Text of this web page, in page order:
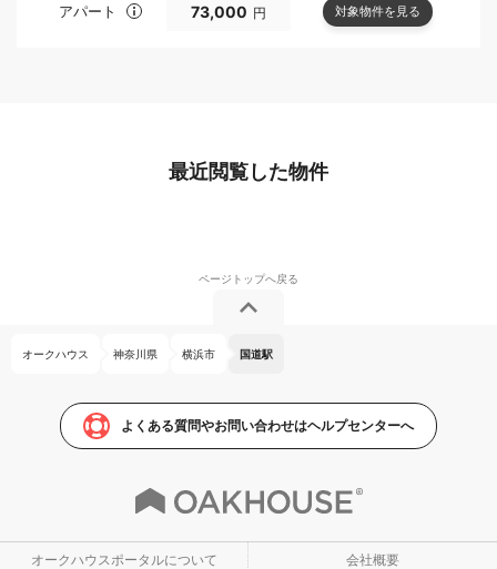
アパート
73,000 円 対象物件を見る
最近閲覧した物件
オークハウス 神奈川県 横浜市 国道駅
よくある質問やお問い合わせはヘルプセンターへ
オークハウスポータルについて 会社概要